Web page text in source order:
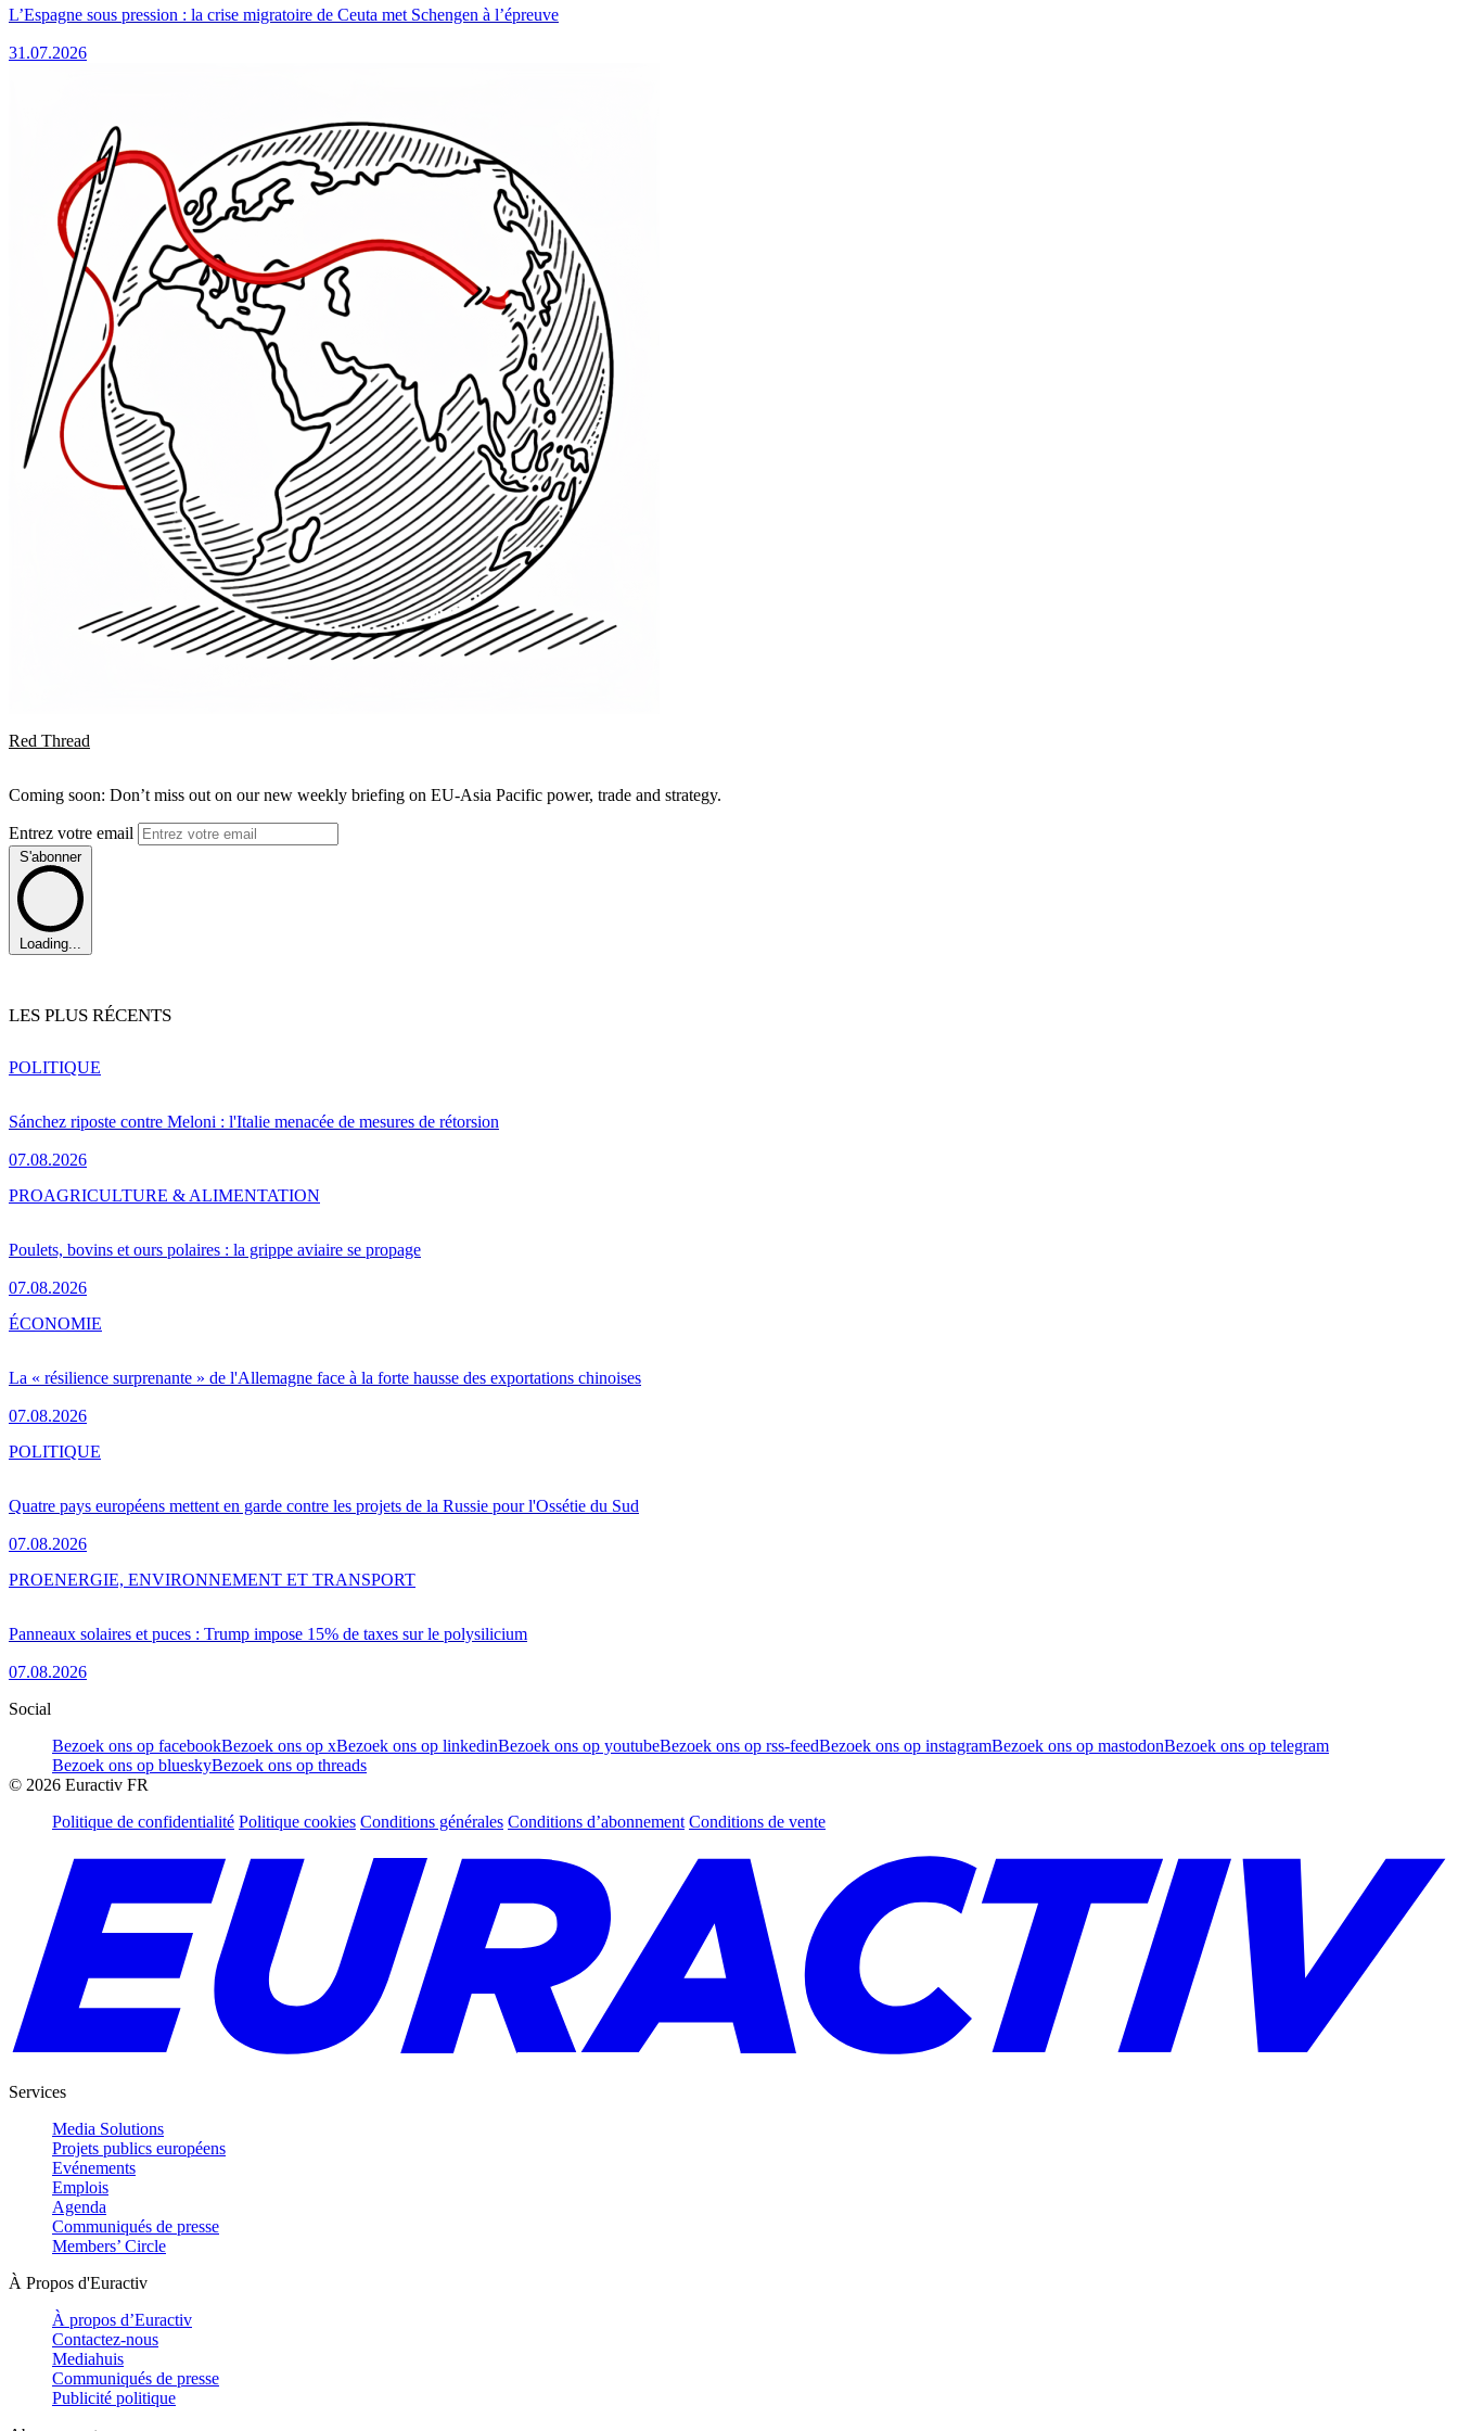
L’Espagne sous pression : la crise migratoire de Ceuta met Schengen à l’épreuve
31.07.2026
Red Thread
Coming soon: Don’t miss out on our new weekly briefing on EU-Asia Pacific power, trade and strategy.
Entrez votre email
S'abonner
Loading...
LES PLUS RÉCENTS
Sánchez riposte contre Meloni : l'Italie menacée de mesures de rétorsion
07.08.2026
POLITIQUE
Poulets, bovins et ours polaires : la grippe aviaire se propage
07.08.2026
PROAGRICULTURE & ALIMENTATION
La « résilience surprenante » de l'Allemagne face à la forte hausse des exportations chinoises
07.08.2026
ÉCONOMIE
Quatre pays européens mettent en garde contre les projets de la Russie pour l'Ossétie du Sud
07.08.2026
POLITIQUE
Panneaux solaires et puces : Trump impose 15% de taxes sur le polysilicium
07.08.2026
PROENERGIE, ENVIRONNEMENT ET TRANSPORT
Social
Bezoek ons op facebookBezoek ons op xBezoek ons op linkedinBezoek ons op youtubeBezoek ons op rss-feedBezoek ons op instagramBezoek ons op mastodonBezoek ons op telegram
Bezoek ons op blueskyBezoek ons op threads
© 2026 Euractiv FR
Politique de confidentialité Politique cookies Conditions générales Conditions d’abonnement Conditions de vente
Services
Media Solutions
Projets publics européens
Evénements
Emplois
Agenda
Communiqués de presse
Members’ Circle
À Propos d'Euractiv
À propos d’Euractiv
Contactez-nous
Mediahuis
Communiqués de presse
Publicité politique